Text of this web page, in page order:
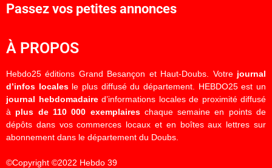
Passez vos petites annonces
À PROPOS
Hebdo25 éditions Grand Besançon et Haut-Doubs. Votre journal
d’infos localesle plus diffusé du département. HEBDO25 est un
journal hebdomadaired’informations locales de proximité diffusé
à plus de 110 000 exemplaireschaque semaine en points de
dépôts dans vos commerces locaux et en boîtes aux lettres sur
abonnement dans le département du Doubs.
©Copyright ©2022 Hebdo 39